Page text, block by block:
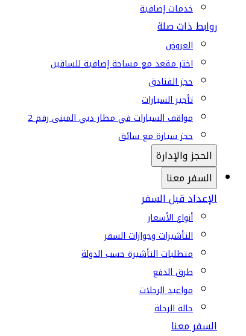
خدمات إضافية
روابط ذات صلة
العروض
اختر مقعد مع مساحة إضافية للساقين
حجز الفنادق
تأجير السيارات
مواقف السيارات في مطار دبي المبنى رقم 2
حجز سيارة مع سائق
الحجز والإدارة
السفر معنا
الإعداد قبل السفر
أنواع الأسعار
التأشيرات وجوازات السفر
متطلبات التأشيرة حسب الدولة
طرق الدفع
مواعيد الرحلات
حالة الرحلة
السفر معنا